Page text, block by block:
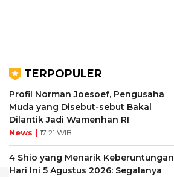
TERPOPULER
Profil Norman Joesoef, Pengusaha
Muda yang Disebut-sebut Bakal
Dilantik Jadi Wamenhan RI
News | 17:21 WIB
4 Shio yang Menarik Keberuntungan
Hari Ini 5 Agustus 2026: Segalanya